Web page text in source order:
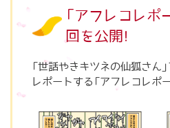
「アフレコレポ
回を公開！
「世話やきキツネの仙狐さん
レポートする「アフレコレポ